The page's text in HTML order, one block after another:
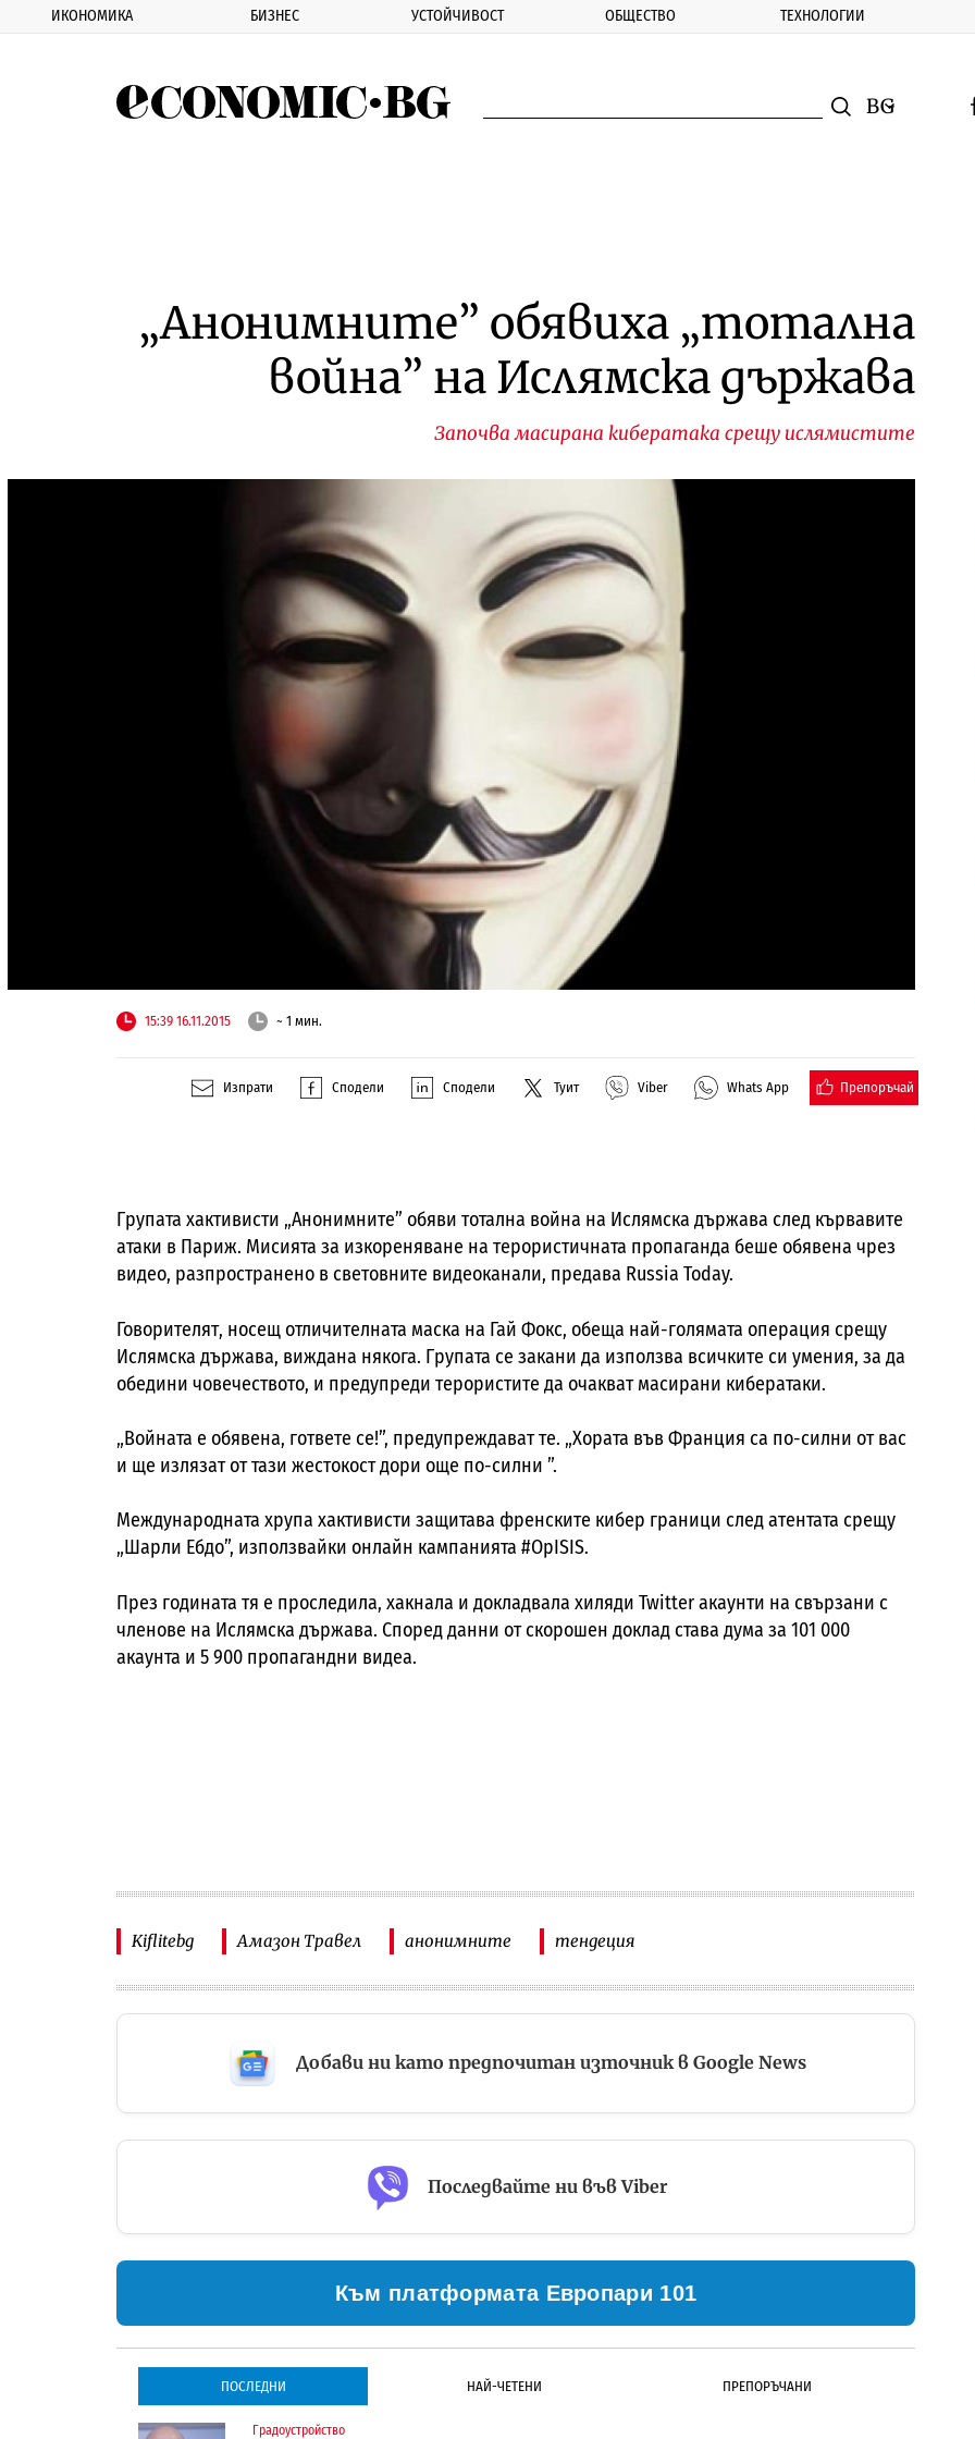
ИКОНОМИКА БИЗНЕС УСТОЙЧИВОСТ ОБЩЕСТВО ТЕХНОЛОГИИ
Смяна на
„Анонимните” обявиха „тотална
война” на Ислямска държава
Започва масирана кибератака срещу ислямистите
15:39 16.11.2015 ~ 1 мин.
Изпрати Сподели Сподели Туит Viber Whats App Препоръчай
Групата хактивисти „Анонимните” обяви тотална война на Ислямска държава след кървавите
атаки в Париж. Мисията за изкореняване на терористичната пропаганда беше обявена чрез
видео, разпространено в световните видеоканали, предава Russia Today.
Говорителят, носещ отличителната маска на Гай Фокс, обеща най-голямата операция срещу
Ислямска държава, виждана някога. Групата се закани да използва всичките си умения, за да
обедини човечеството, и предупреди терористите да очакват масирани кибератаки.
„Войната е обявена, гответе се!”, предупреждават те. „Хората във Франция са по-силни от вас
и ще излязат от тази жестокост дори още по-силни ”.
Международната хрупа хактивисти защитава френските кибер граници след атентата срещу
„Шарли Ебдо”, използвайки онлайн кампанията #OpISIS.
През годината тя е проследила, хакнала и докладвала хиляди Twitterакаунти на свързани с
членове на Ислямска държава. Според данни от скорошен доклад става дума за 101 000
акаунта и 5 900 пропагандни видеа.
Kiflitebg Амазон Травел анонимните тендеция
Добави ни като предпочитан източник в Google News
Последвайте ни във Viber
Към платформата Европари 101
ПОСЛЕДНИ НАЙ-ЧЕТЕНИ ПРЕПОРЪЧАНИ
Градоустройство
Градоустройство
Инфраструктура